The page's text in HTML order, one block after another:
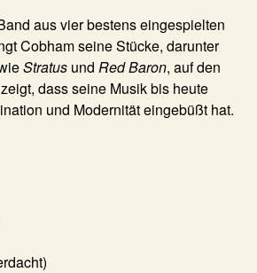
aus vier bestens eingespielten
Cobham seine Stücke, darunter
Stratus und Red Baron, auf den
dass seine Musik bis heute
und Modernität eingebüßt hat.